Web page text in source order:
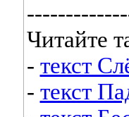
Читайте
- текст
- текст